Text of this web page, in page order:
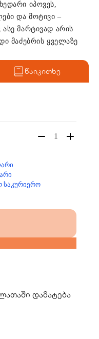
იპოვეს,
და მოტივი –
მარტივად არის
მაძებრის ყველაზე
წაიკითხე
1
საკურიერო
დამატება